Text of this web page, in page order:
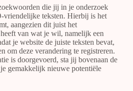
die jij in je onderzoek
vriendelijke teksten. Hierbij is het
aangezien dit juist het
van wat je wil, namelijk een
je website de juiste teksten bevat,
om deze verandering te registreren.
is doorgevoerd, sta jij bovenaan de
gemakkelijk nieuwe potentiële